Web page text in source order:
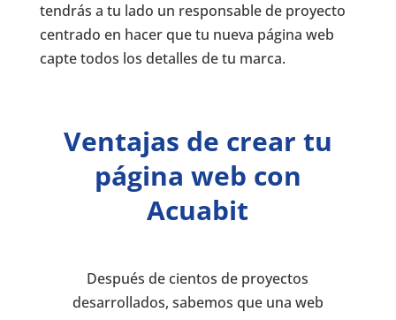
tendrás a tu lado un responsable de proyecto
centrado en hacer que tu nueva página web
capte todos los detalles de tu marca.
Ventajas de crear tu
página web con
Acuabit
Después de cientos de proyectos
desarrollados, sabemos que una web